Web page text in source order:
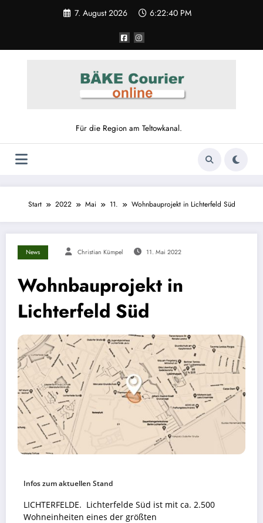
7. August 2026 6:22:40 PM
Für die Region am Teltowkanal.
Start 2022 Mai 11. Wohnbauprojekt in Lichterfeld Süd
News Christian Kümpel 11. Mai 2022
Wohnbauprojekt in
Lichterfeld Süd
Infos zum aktuellen Stand
LICHTERFELDE. Lichterfelde Süd ist mit ca. 2.500
Wohneinheiten eines der größten